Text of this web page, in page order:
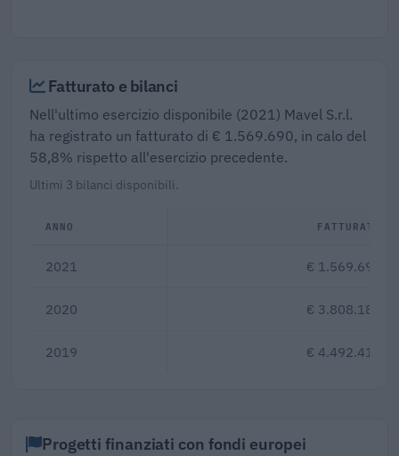
Fatturato e bilanci
Nell'ultimo esercizio disponibile (2021) Mavel S.r.l.
ha registrato un fatturato di € 1.569.690, in calo del
58,8% rispetto all'esercizio precedente.
Ultimi 3 bilanci disponibili.
ANNO FATTURATO
2021 € 1.569.690
2020 € 3.808.182
2019 € 4.492.412
Progetti finanziati con fondi europei